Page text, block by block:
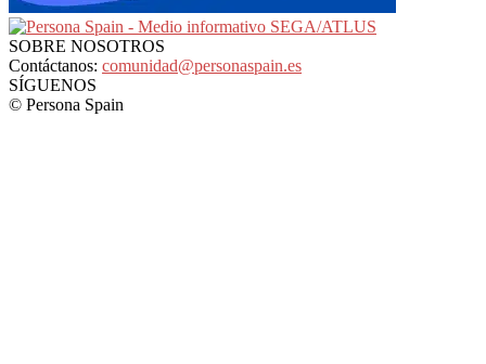
SOBRE NOSOTROS
Contáctanos: comunidad@personaspain.es
SÍGUENOS
© Persona Spain